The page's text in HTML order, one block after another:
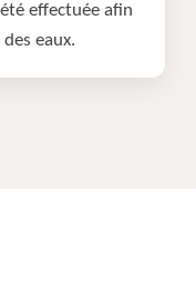
effectuée afin
eaux.